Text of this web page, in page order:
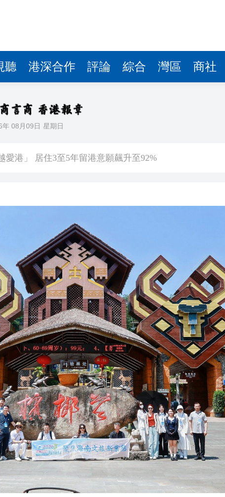
聽 港深合作 評論 綜合 灣區 商社
年 08月09日 星期日
運動會暨第十屆殘疾人運動會開幕式主題歌《心念山海
愛港」 居住3至5年留港意願飆升至92%
讀懂中國文旅升級之道——從文化根基到全球大市場 香
重視中國遊客旅遊體驗 將完善產品和服務
民意 李家超：首份五年規劃 三季度揭盅
竊集團 拘5男女涉款210萬元